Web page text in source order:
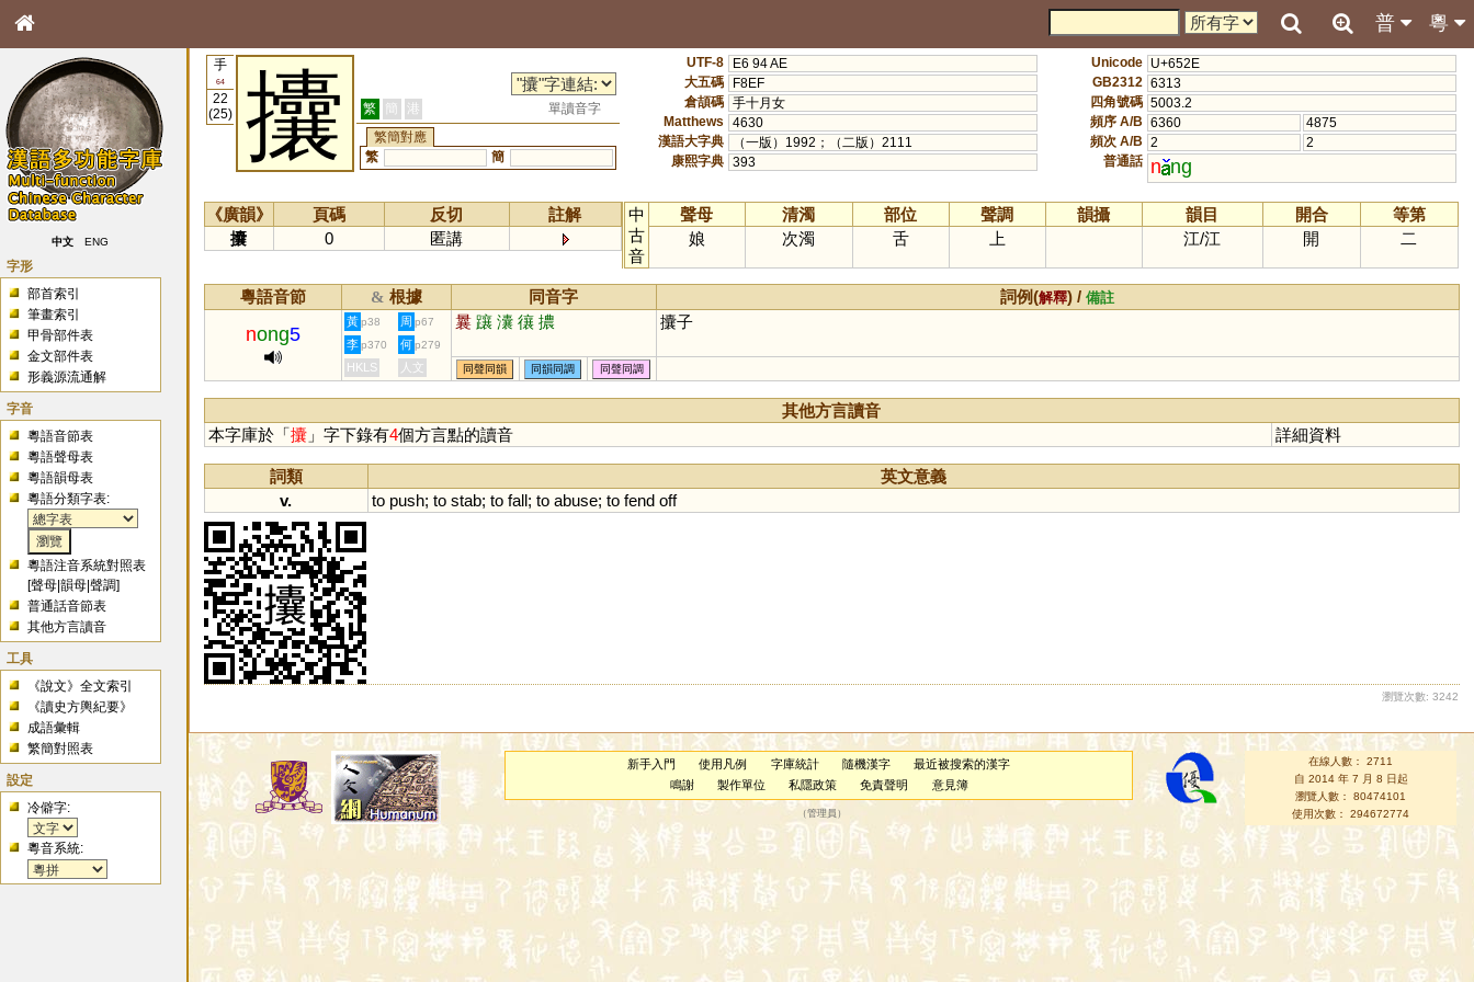
粵
普
中文 ENG
字形
部首索引
筆畫索引
甲骨部件表
金文部件表
形義源流通解
字音
粵語音節表
粵語聲母表
粵語韻母表
粵語分類字表:
粵語注音系統對照表
[聲母 |韻母 |聲調]
普通話音節表
其他方言讀音
工具
《說文》全文索引
《讀史方輿紀要》
成語彙輯
繁簡對照表
設定
冷僻字:
粵音系統:
手
64
22
(25)
攮 繁 簡 港
單讀音字
繁簡對應
繁
簡
UTF-8
E6 94 AE
大五碼
F8EF
倉頡碼 手十月女
Matthews
4630
漢語大字典
（一版）1992；（二版）2111
康熙字典 393
Unicode U+652E
GB2312 6313
四角號碼 5003.2
頻序 A/B 6360
4875
頻次 A/B 2
2
普通話 n ng
《廣韻》 頁碼 反切
註解
攮
0 匿講
中
古
音
聲母 清濁 部位 聲調 韻攝 韻目 開合
等第
娘
次濁 舌 上 江/江 開 二
粵語音節 & 根據 同音字 詞例(解釋) /備註
nong5
黃 p38 周 p67 曩 躟 灢 忀 擃 攮子
李 p370 何 p279
HKLS 人文 同聲同韻 同韻同調 同聲同調
其他方言讀音
本字庫於「攮」字下錄有4個方言點的讀音 詳細資料
詞類
英文意義
v.
to push; to stab; to fall; to abuse; to fend off
瀏覽次數: 3242
新手入門 使用凡例 字庫統計 隨機漢字
最近被搜索的漢字
鳴謝
製作單位 私隱政策 免責聲明 意見簿
（管理員 ）
在線人數： 2711
自 2014 年 7 月 8 日起
瀏覽人數： 80474101
使用次數： 294672774